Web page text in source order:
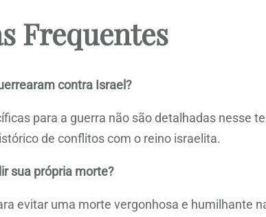
Frequentes
contra Israel?
para a guerra não são detalhadas nesse
de conflitos com o reino israelita.
sua própria morte?
evitar uma morte vergonhosa e humilhante